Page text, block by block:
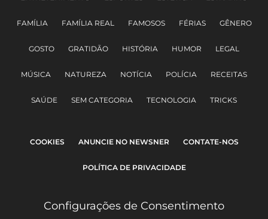
FAMÍLIA FAMÍLIA REAL FAMOSOS FÉRIAS GÊNERO
GOSTO GRATIDÃO HISTÓRIA HUMOR LEGAL
MÚSICA NATUREZA NOTÍCIA POLÍCIA RECEITAS
SAÚDE SEM CATEGORIA TECNOLOGIA TRICKS
COOKIES ANUNCIE NO NEWSNER CONTATE-NOS
POLÍTICA DE PRIVACIDADE
Configurações de Consentimento